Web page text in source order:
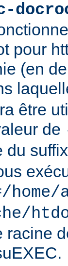
pour
(en
être
de
du
racine